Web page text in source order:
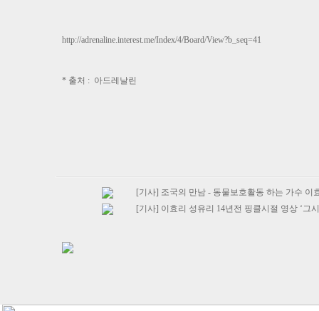
http://adrenaline.interest.me/Index/4/Board/View?b_seq=41
* 출처 : 아드레날린
[기사] 조국의 만남 - 동물보호활동 하는 가수 이
[기사] 이효리 성유리 14년전 핑클시절 영상 ‘그